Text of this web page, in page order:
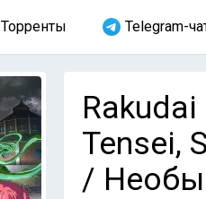
Торренты Telegram-
Tensei,
/